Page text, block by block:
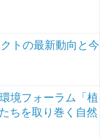
トの最新動向と今
境フォーラム「植
ちを取り巻く自然